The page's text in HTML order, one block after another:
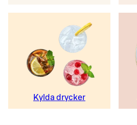
Kylda drycker